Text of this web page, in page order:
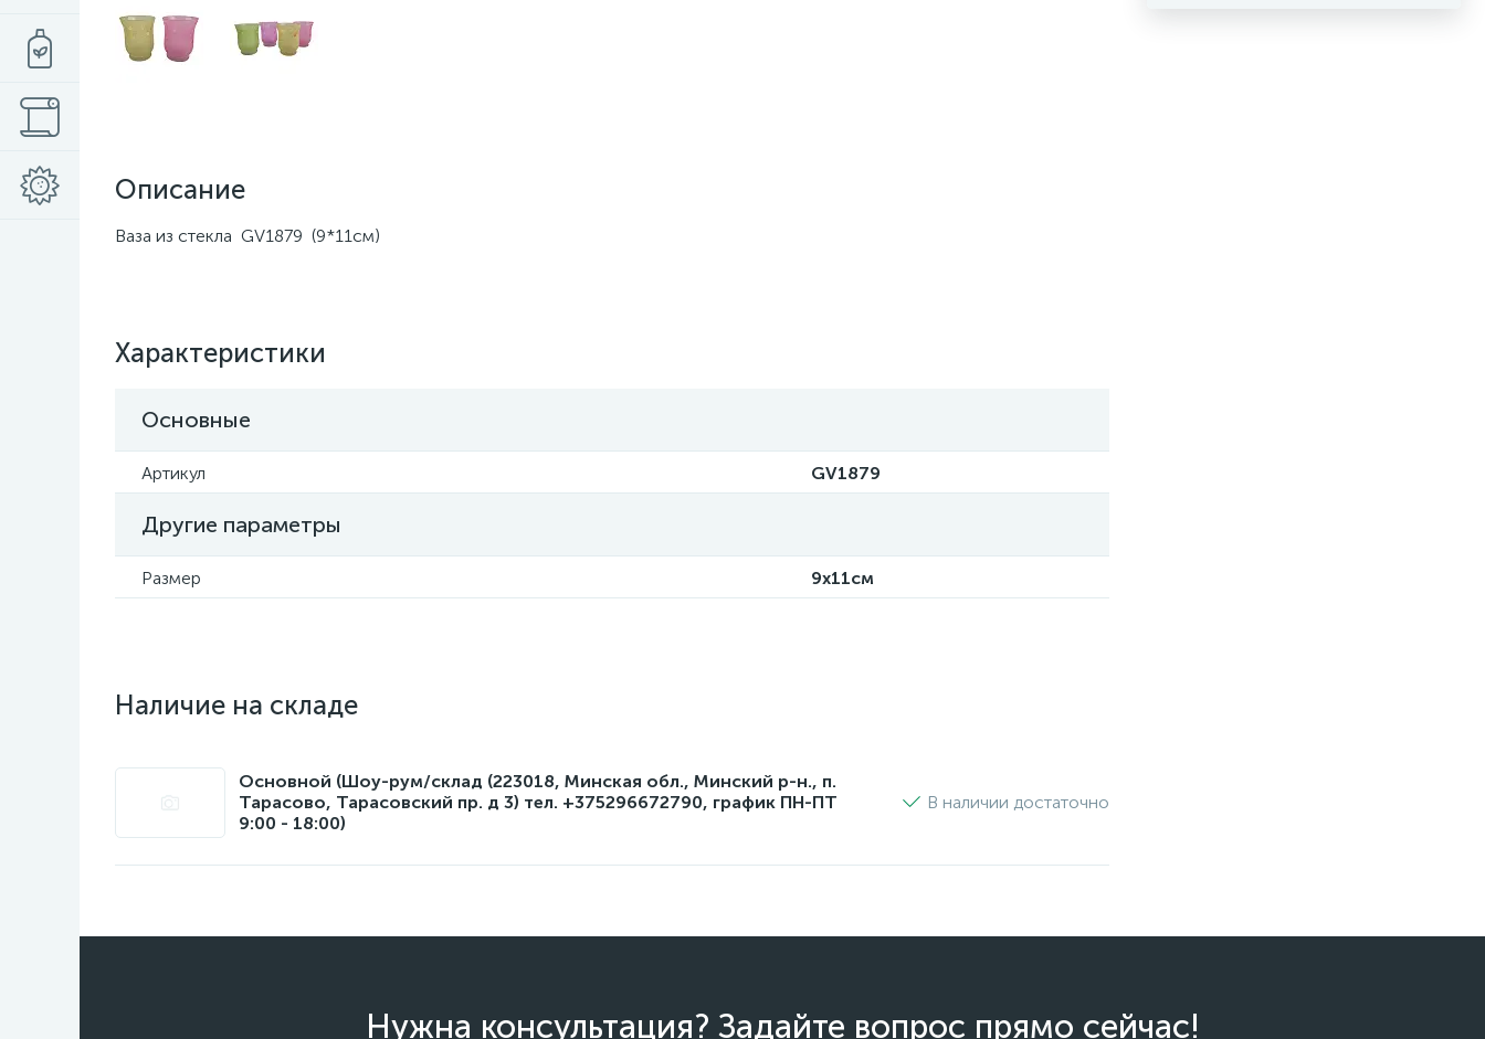
Описание
Ваза из стекла GV1879 (9*11см)
Характеристики
Основные
Артикул GV1879
Другие параметры
Размер 9x11см
Наличие на складе
Основной (Шоу-рум/склад (223018, Минская обл., Минский р-н., п.
Тарасово, Тарасовский пр. д 3) тел. +375296672790, график ПН-ПТ
9:00 - 18:00)
В наличии достаточно
Нужна консультация? Задайте вопрос прямо сейчас!